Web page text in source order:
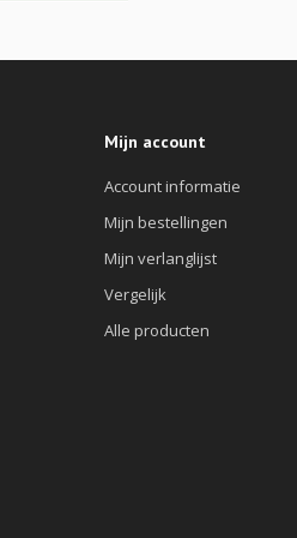
Mijn account
Account informatie
Mijn bestellingen
Mijn verlanglijst
Vergelijk
Alle producten